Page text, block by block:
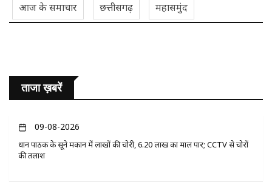
आज के समाचार छत्तीसगढ़ महासमुंद
ताजा ख़बरें
09-08-2026
प्रधान पाठक के सूने मकान में लाखों की चोरी, 6.20 लाख का माल पार; CCTV से चोरों
की तलाश